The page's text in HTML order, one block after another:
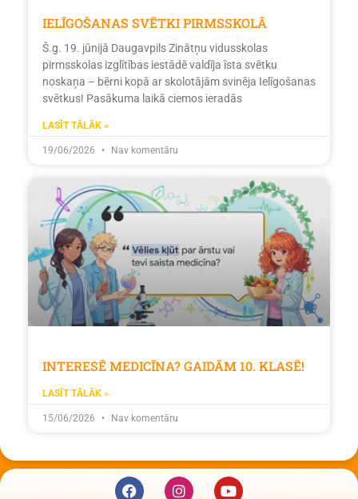
IELĪGOŠANAS SVĒTKI PIRMSSKOLĀ
Š.g. 19. jūnijā Daugavpils Zinātņu vidusskolas
pirmsskolas izglītības iestādē valdīja īsta svētku
noskaņa – bērni kopā ar skolotājām svinēja Ielīgošanas
svētkus! Pasākuma laikā ciemos ieradās
LASĪT TĀLĀK »
19/06/2026 Nav komentāru
INTERESĒ MEDICĪNA? GAIDĀM 10. KLASĒ!
LASĪT TĀLĀK »
15/06/2026 Nav komentāru